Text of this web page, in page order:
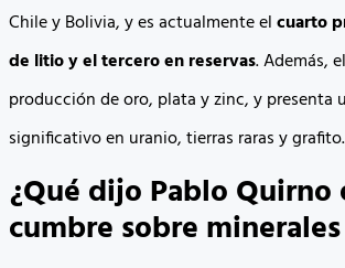
Chile y Bolivia, y es actualmente elcuarto
de litio y el tercero en reservas. Además,
producción de oro, plata y zinc, y presenta
significativo en uranio, tierras raras y grafito.
¿Qué dijo Pablo Quirno
cumbre sobre